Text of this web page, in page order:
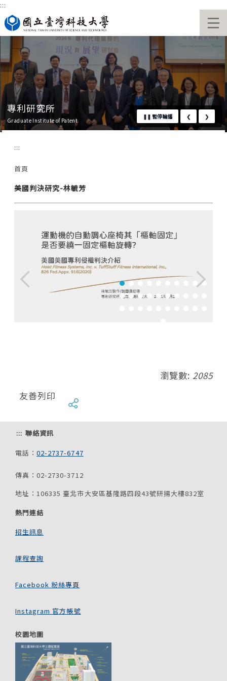
跳
到
主
要
區
:::
國立臺灣科技大學首頁
❚❚ 暫停輪播 ❮ ❯
專利研究所
Graduate Institute of Patent
:::
首頁
美國判決研究-林毓芳
瀏覽數: 2085
友善列印
::: 聯絡資訊
電話：02-2737-6747
傳真：02-2730-3712
地址：106335 臺北市大安區基隆路四段43號研揚大樓832室
熱門連結
招生訊息
課程查詢
Facebook 粉絲專頁
Instagram 官方帳號
校園地圖